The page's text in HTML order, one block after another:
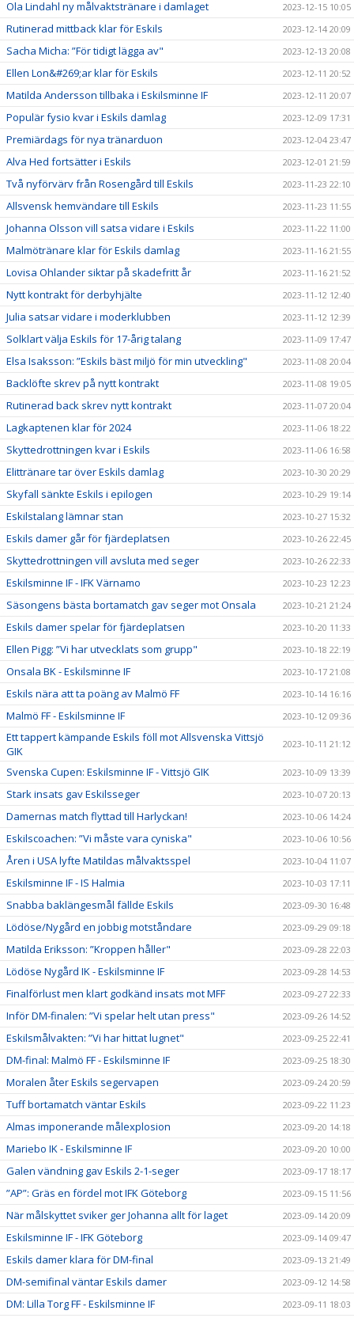
Ola Lindahl ny målvaktstränare i damlaget 2023-12-15 10:05
Rutinerad mittback klar för Eskils 2023-12-14 20:09
Sacha Micha: ”För tidigt lägga av" 2023-12-13 20:08
Ellen Lon&#269;ar klar för Eskils 2023-12-11 20:52
Matilda Andersson tillbaka i Eskilsminne IF 2023-12-11 20:07
Populär fysio kvar i Eskils damlag 2023-12-09 17:31
Premiärdags för nya tränarduon 2023-12-04 23:47
Alva Hed fortsätter i Eskils 2023-12-01 21:59
Två nyförvärv från Rosengård till Eskils 2023-11-23 22:10
Allsvensk hemvändare till Eskils 2023-11-23 11:55
Johanna Olsson vill satsa vidare i Eskils 2023-11-22 11:00
Malmötränare klar för Eskils damlag 2023-11-16 21:55
Lovisa Ohlander siktar på skadefritt år 2023-11-16 21:52
Nytt kontrakt för derbyhjälte 2023-11-12 12:40
Julia satsar vidare i moderklubben 2023-11-12 12:39
Solklart välja Eskils för 17-årig talang 2023-11-09 17:47
Elsa Isaksson: ”Eskils bäst miljö för min utveckling" 2023-11-08 20:04
Backlöfte skrev på nytt kontrakt 2023-11-08 19:05
Rutinerad back skrev nytt kontrakt 2023-11-07 20:04
Lagkaptenen klar för 2024 2023-11-06 18:22
Skyttedrottningen kvar i Eskils 2023-11-06 16:58
Elittränare tar över Eskils damlag 2023-10-30 20:29
Skyfall sänkte Eskils i epilogen 2023-10-29 19:14
Eskilstalang lämnar stan 2023-10-27 15:32
Eskils damer går för fjärdeplatsen 2023-10-26 22:45
Skyttedrottningen vill avsluta med seger 2023-10-26 22:33
Eskilsminne IF - IFK Värnamo 2023-10-23 12:23
Säsongens bästa bortamatch gav seger mot Onsala 2023-10-21 21:24
Eskils damer spelar för fjärdeplatsen 2023-10-20 11:33
Ellen Pigg: ”Vi har utvecklats som grupp" 2023-10-18 22:19
Onsala BK - Eskilsminne IF 2023-10-17 21:08
Eskils nära att ta poäng av Malmö FF 2023-10-14 16:16
Malmö FF - Eskilsminne IF 2023-10-12 09:36
Ett tappert kämpande Eskils föll mot Allsvenska Vittsjö
GIK
2023-10-11 21:12
Svenska Cupen: Eskilsminne IF - Vittsjö GIK 2023-10-09 13:39
Stark insats gav Eskilsseger 2023-10-07 20:13
Damernas match flyttad till Harlyckan! 2023-10-06 14:24
Eskilscoachen: ”Vi måste vara cyniska" 2023-10-06 10:56
Åren i USA lyfte Matildas målvaktsspel 2023-10-04 11:07
Eskilsminne IF - IS Halmia 2023-10-03 17:11
Snabba baklängesmål fällde Eskils 2023-09-30 16:48
Lödöse/Nygård en jobbig motståndare 2023-09-29 09:18
Matilda Eriksson: ”Kroppen håller" 2023-09-28 22:03
Lödöse Nygård IK - Eskilsminne IF 2023-09-28 14:53
Finalförlust men klart godkänd insats mot MFF 2023-09-27 22:33
Inför DM-finalen: ”Vi spelar helt utan press" 2023-09-26 14:52
Eskilsmålvakten: ”Vi har hittat lugnet" 2023-09-25 22:41
DM-final: Malmö FF - Eskilsminne IF 2023-09-25 18:30
Moralen åter Eskils segervapen 2023-09-24 20:59
Tuff bortamatch väntar Eskils 2023-09-22 11:23
Almas imponerande målexplosion 2023-09-20 14:18
Mariebo IK - Eskilsminne IF 2023-09-20 10:00
Galen vändning gav Eskils 2-1-seger 2023-09-17 18:17
”AP”: Gräs en fördel mot IFK Göteborg 2023-09-15 11:56
När målskyttet sviker ger Johanna allt för laget 2023-09-14 20:09
Eskilsminne IF - IFK Göteborg 2023-09-14 09:47
Eskils damer klara för DM-final 2023-09-13 21:49
DM-semifinal väntar Eskils damer 2023-09-12 14:58
DM: Lilla Torg FF - Eskilsminne IF 2023-09-11 18:03